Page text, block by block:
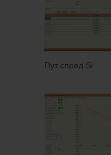
Пут спред Si